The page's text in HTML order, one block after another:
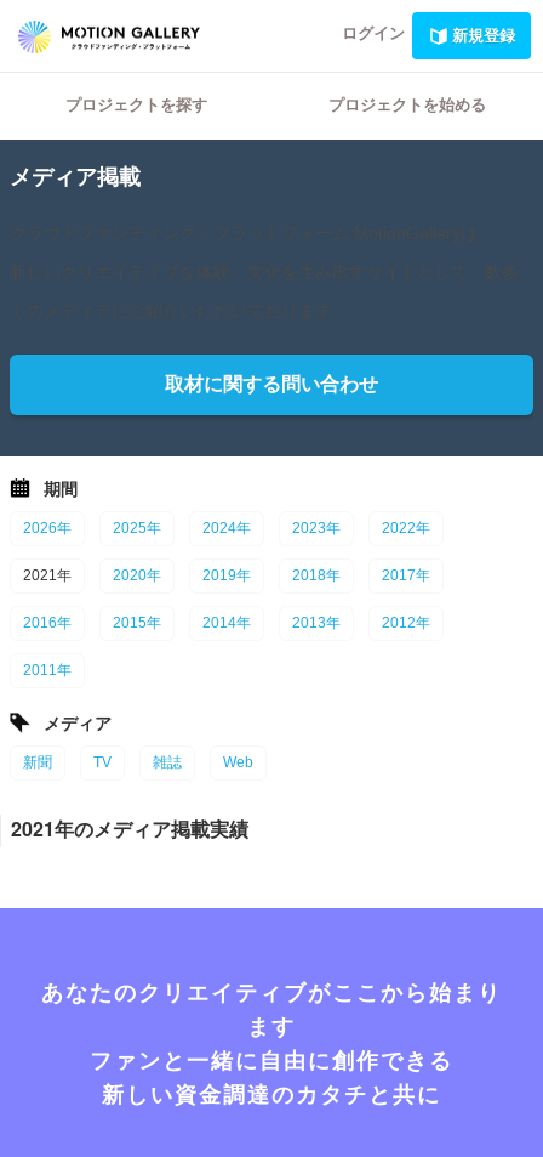
ログイン 新規登録
プロジェクトを探す プロジェクトを始める
メディア掲載
取材に関する問い合わせ
期間
2026年 2025年 2024年 2023年 2022年
2021年 2020年 2019年 2018年 2017年
2016年 2015年 2014年 2013年 2012年
2011年
メディア
新聞 TV 雑誌 Web
2021年のメディア掲載実績
あなたのクリエイティブがここから始まり
ます
ファンと一緒に自由に創作できる
新しい資金調達のカタチと共に